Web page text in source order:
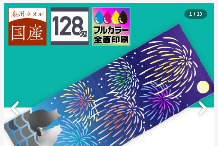
オリジナルタオル商品一覧
フェイスタオル
マフラータオル
手ぬぐい
スポーツタオル
1 / 10